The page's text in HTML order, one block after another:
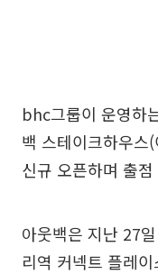
bhc그룹이 운영하
백 스테이크하우스
신규 오픈하며 출
아웃백은 지난 27
리역 커넥트 플레